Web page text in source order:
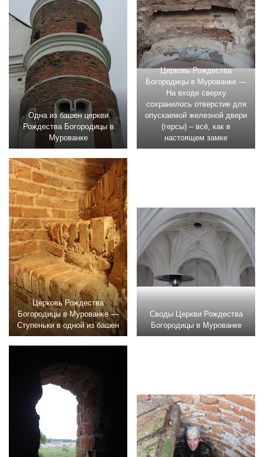
Одна из башен церкви
Рождества Богородицы в
Мурованке
Церковь Рождества
Богородицы в Мурованке —
На входе сверху
сохранилось отверстие для
опускаемой железной двери
(герсы) – всё, как в
настоящем замке
Церковь Рождества
Богородицы в Мурованке —
Ступеньки в одной из башен
Своды Церкви Рождества
Богородицы в Мурованке